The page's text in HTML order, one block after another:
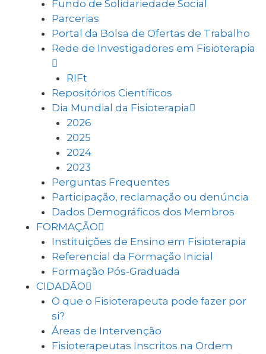
Fundo de Solidariedade Social
Parcerias
Portal da Bolsa de Ofertas de Trabalho
Rede de Investigadores em Fisioterapia
RIFt
Repositórios Científicos
Dia Mundial da Fisioterapia
2026
2025
2024
2023
Perguntas Frequentes
Participação, reclamação ou denúncia
Dados Demográficos dos Membros
FORMAÇÃO
Instituições de Ensino em Fisioterapia
Referencial da Formação Inicial
Formação Pós-Graduada
CIDADÃO
O que o Fisioterapeuta pode fazer por
si?
Áreas de Intervenção
Fisioterapeutas Inscritos na Ordem